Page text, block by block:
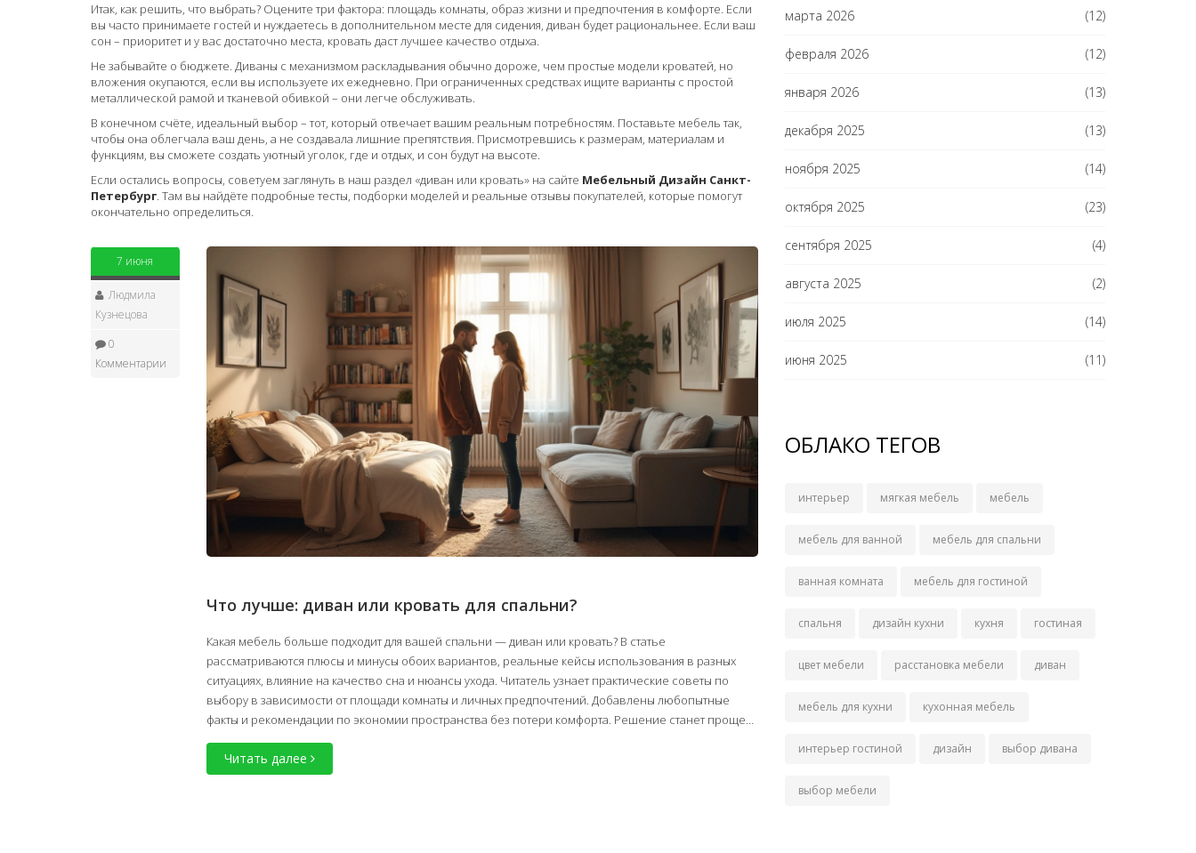
Итак, как решить, что выбрать? Оцените три фактора: площадь комнаты, образ жизни и предпочтения в комфорте. Если
вы часто принимаете гостей и нуждаетесь в дополнительном месте для сидения, диван будет рациональнее. Если ваш
сон – приоритет и у вас достаточно места, кровать даст лучшее качество отдыха.
Не забывайте о бюджете. Диваны с механизмом раскладывания обычно дороже, чем простые модели кроватей, но
вложения окупаются, если вы используете их ежедневно. При ограниченных средствах ищите варианты с простой
металлической рамой и тканевой обивкой – они легче обслуживать.
В конечном счёте, идеальный выбор – тот, который отвечает вашим реальным потребностям. Поставьте мебель так,
чтобы она облегчала ваш день, а не создавалa лишние препятствия. Присмотревшись к размерам, материалам и
функциям, вы сможете создать уютный уголок, где и отдых, и сон будут на высоте.
Если остались вопросы, советуем заглянуть в наш раздел «диван или кровать» на сайте Мебельный Дизайн Санкт-
Петербург. Там вы найдёте подробные тесты, подборки моделей и реальные отзывы покупателей, которые помогут
окончательно определиться.
7 июня
Людмила
Кузнецова
0
Комментарии
Что лучше: диван или кровать для спальни?
Какая мебель больше подходит для вашей спальни — диван или кровать? В статье
рассматриваются плюсы и минусы обоих вариантов, реальные кейсы использования в разных
ситуациях, влияние на качество сна и нюансы ухода. Читатель узнает практические советы по
выбору в зависимости от площади комнаты и личных предпочтений. Добавлены любопытные
факты и рекомендации по экономии пространства без потери комфорта. Решение станет проще
после прочтения этой статьи.
Читать далее
марта 2026 (12)
февраля 2026 (12)
января 2026 (13)
декабря 2025 (13)
ноября 2025 (14)
октября 2025 (23)
сентября 2025 (4)
августа 2025 (2)
июля 2025 (14)
июня 2025 (11)
ОБЛАКО ТЕГОВ
интерьер мягкая мебель мебель
мебель для ванной мебель для спальни
ванная комната мебель для гостиной
спальня дизайн кухни кухня гостиная
цвет мебели расстановка мебели диван
мебель для кухни кухонная мебель
интерьер гостиной дизайн выбор дивана
выбор мебели